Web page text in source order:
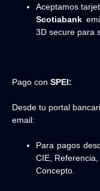
Aceptamos
Scotiabank
3D secure para
Pago con SPEI:
Desde tu portal
email:
Para pagos
CIE,
Concepto.